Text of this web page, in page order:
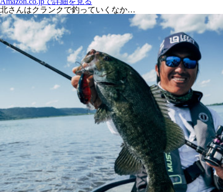
北さんはクランクで釣っていくなか…